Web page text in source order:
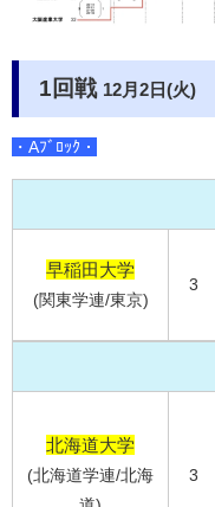
1回戦 12月2日(火)
・Aﾌﾞﾛｯｸ・
早稲田大学
(関東学連/東京)
3
北海道大学
(北海道学連/北海
3